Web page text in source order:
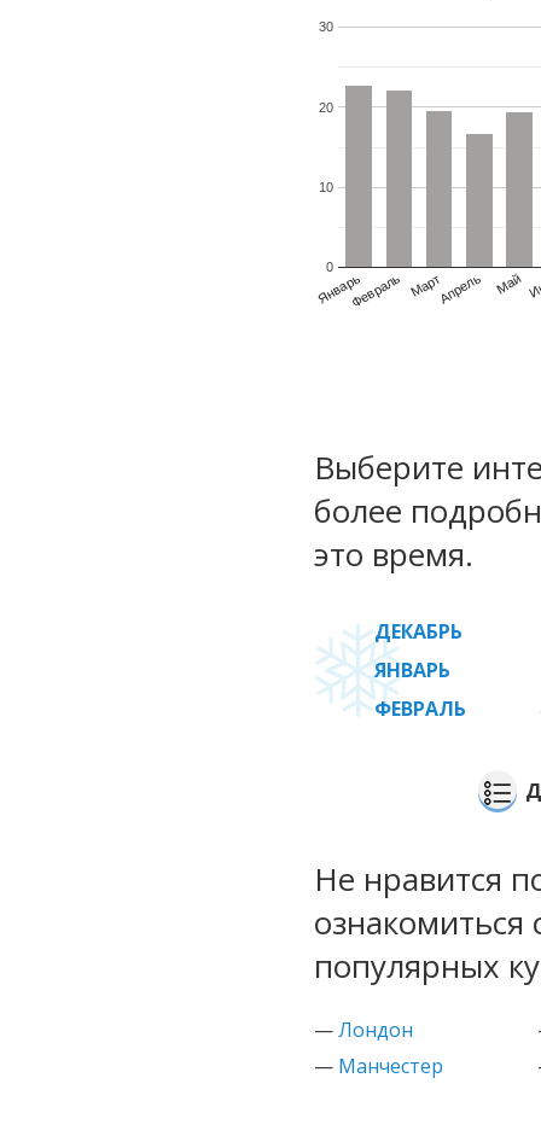
ЯнварьФевраль МартАпрель Май
0
10
20
30
Выберите
более
это время.
ДЕКАБРЬ
ЯНВАРЬ
ФЕВРАЛЬ
Не нравится
популярных
—Лондон
— Манчестер